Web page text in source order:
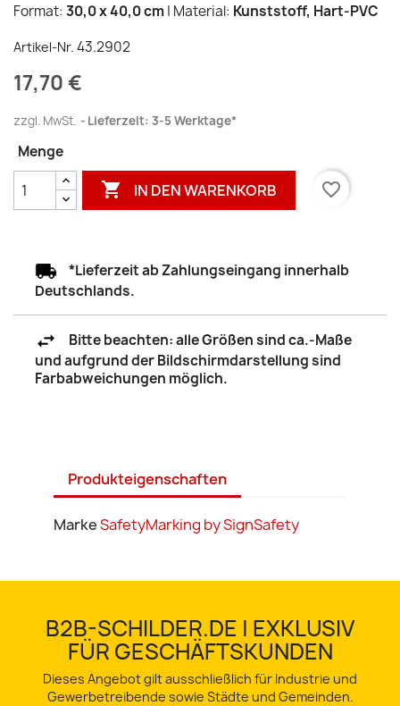
Format: 30,0 x 40,0 cm| Material: Kunststoff, Hart-PVC
Artikel-Nr. 43.2902
17,70 €
zzgl. MwSt. Lieferzeit: 3-5 Werktage*
Menge
 IN DEN WARENKORB favorite_border
*Lieferzeit ab Zahlungseingang innerhalb
Deutschlands.
Bitte beachten: alle Größen sind ca.-Maße
und aufgrund der Bildschirmdarstellung sind
Farbabweichungen möglich.
Produkteigenschaften
MarkeSafetyMarking by SignSafety
B2B-SCHILDER.DE | EXKLUSIV
FÜR GESCHÄFTSKUNDEN
Dieses Angebot gilt ausschließlich für Industrie und
Gewerbetreibende sowie Städte und Gemeinden.